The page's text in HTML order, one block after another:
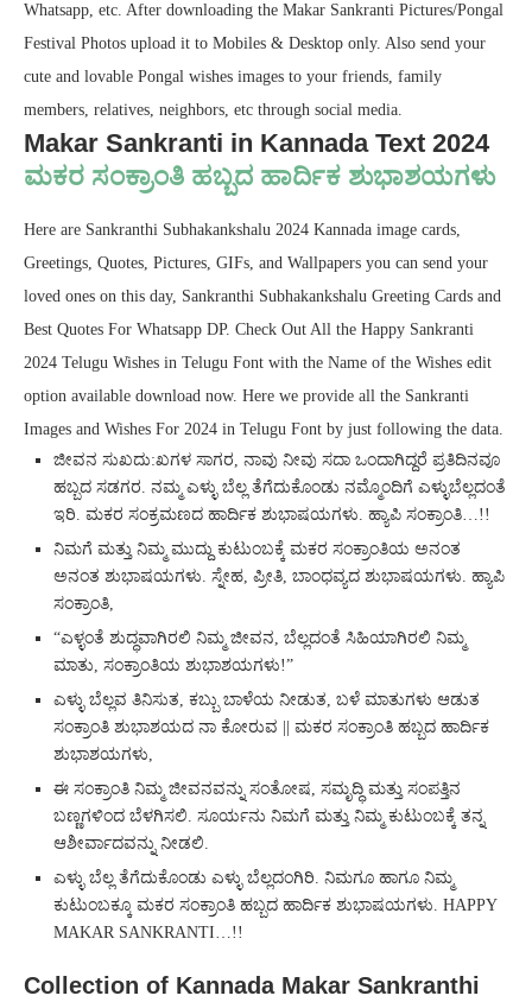
Whatsapp, etc. After downloading the Makar Sankranti Pictures/Pongal
Festival Photos upload it to Mobiles & Desktop only. Also send your
cute and lovable Pongal wishes images to your friends, family
members, relatives, neighbors, etc through social media.
Makar Sankranti in Kannada Text 2024
ಮಕರ ಸಂಕ್ರಾಂತಿ ಹಬ್ಬದ ಹಾರ್ದಿಕ ಶುಭಾಶಯಗಳು
Here are Sankranthi Subhakankshalu 2024 Kannada image cards,
Greetings, Quotes, Pictures, GIFs, and Wallpapers you can send your
loved ones on this day, Sankranthi Subhakankshalu Greeting Cards and
Best Quotes For Whatsapp DP. Check Out All the Happy Sankranti
2024 Telugu Wishes in Telugu Font with the Name of the Wishes edit
option available download now. Here we provide all the Sankranti
Images and Wishes For 2024 in Telugu Font by just following the data.
ಜೀವನ ಸುಖದು:ಖಗಳ ಸಾಗರ, ನಾವು ನೀವು ಸದಾ ಒಂದಾಗಿದ್ದರೆ ಪ್ರತಿದಿನವೂ
ಹಬ್ಬದ ಸಡಗರ. ನಮ್ಮ ಎಳ್ಳು ಬೆಲ್ಲ ತೆಗೆದುಕೊಂಡು ನಮ್ಮೊಂದಿಗೆ ಎಳ್ಳುಬೆಲ್ಲದಂತೆ
ಇರಿ. ಮಕರ ಸಂಕ್ರಮಣದ ಹಾರ್ದಿಕ ಶುಭಾಷಯಗಳು. ಹ್ಯಾಪಿ ಸಂಕ್ರಾಂತಿ…!!
ನಿಮಗೆ ಮತ್ತು ನಿಮ್ಮ ಮುದ್ದು ಕುಟುಂಬಕ್ಕೆ ಮಕರ ಸಂಕ್ರಾಂತಿಯ ಅನಂತ
ಅನಂತ ಶುಭಾಷಯಗಳು. ಸ್ನೇಹ, ಪ್ರೀತಿ, ಬಾಂಧವ್ಯದ ಶುಭಾಷಯಗಳು. ಹ್ಯಾಪಿ
ಸಂಕ್ರಾಂತಿ,
“ಎಳ್ಳಂತೆ ಶುದ್ಧವಾಗಿರಲಿ ನಿಮ್ಮ ಜೀವನ, ಬೆಲ್ಲದಂತೆ ಸಿಹಿಯಾಗಿರಲಿ ನಿಮ್ಮ
ಮಾತು, ಸಂಕ್ರಾಂತಿಯ ಶುಭಾಶಯಗಳು!”
ಎಳ್ಳು ಬೆಲ್ಲವ ತಿನಿಸುತ, ಕಬ್ಬು ಬಾಳೆಯ ನೀಡುತ, ಬಳೆ ಮಾತುಗಳು ಆಡುತ
ಸಂಕ್ರಾಂತಿ ಶುಭಾಶಯದ ನಾ ಕೋರುವ || ಮಕರ ಸಂಕ್ರಾಂತಿ ಹಬ್ಬದ ಹಾರ್ದಿಕ
ಶುಭಾಶಯಗಳು,
ಈ ಸಂಕ್ರಾಂತಿ ನಿಮ್ಮ ಜೀವನವನ್ನು ಸಂತೋಷ, ಸಮೃದ್ಧಿ ಮತ್ತು ಸಂಪತ್ತಿನ
ಬಣ್ಣಗಳಿಂದ ಬೆಳಗಿಸಲಿ. ಸೂರ್ಯನು ನಿಮಗೆ ಮತ್ತು ನಿಮ್ಮ ಕುಟುಂಬಕ್ಕೆ ತನ್ನ
ಆಶೀರ್ವಾದವನ್ನು ನೀಡಲಿ.
ಎಳ್ಳು ಬೆಲ್ಲ ತೆಗೆದುಕೊಂಡು ಎಳ್ಳು ಬೆಲ್ಲದಂಗಿರಿ. ನಿಮಗೂ ಹಾಗೂ ನಿಮ್ಮ
ಕುಟುಂಬಕ್ಕೂ ಮಕರ ಸಂಕ್ರಾಂತಿ ಹಬ್ಬದ ಹಾರ್ದಿಕ ಶುಭಾಷಯಗಳು. HAPPY
MAKAR SANKRANTI…!!
Collection of Kannada Makar Sankranthi